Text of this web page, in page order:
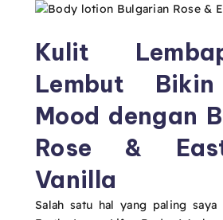
Kulit
Lembut
Mood dengan
Rose &
Vanilla
Salah satu hal yang paling